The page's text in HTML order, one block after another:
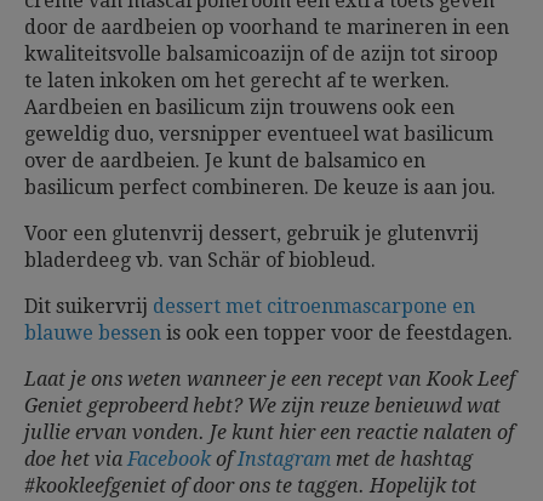
door de aardbeien op voorhand te marineren in een
kwaliteitsvolle balsamicoazijn of de azijn tot siroop
te laten inkoken om het gerecht af te werken.
Aardbeien en basilicum zijn trouwens ook een
geweldig duo, versnipper eventueel wat basilicum
over de aardbeien. Je kunt de balsamico en
basilicum perfect combineren. De keuze is aan jou.
Voor een glutenvrij dessert, gebruik je glutenvrij
bladerdeeg vb. van Schär of biobleud.
Dit suikervrij dessert met citroenmascarpone en
blauwe bessen is ook een topper voor de feestdagen.
Laat je ons weten wanneer je een recept van Kook Leef
Geniet geprobeerd hebt? We zijn reuze benieuwd wat
jullie ervan vonden. Je kunt hier een reactie nalaten of
doe het viaFacebookofInstagram met de hashtag
#kookleefgeniet of door ons te taggen.Hopelijk tot